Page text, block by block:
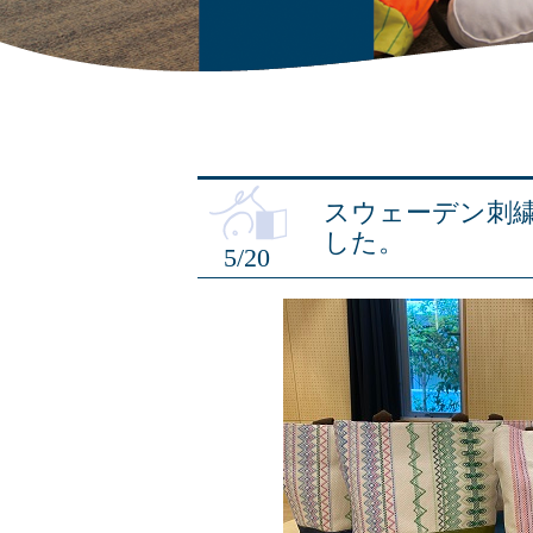
5/20
スウェーデン刺
した。